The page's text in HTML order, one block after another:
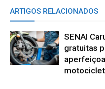
ARTIGOS RELACIONADOS
SENAI
gratuitas